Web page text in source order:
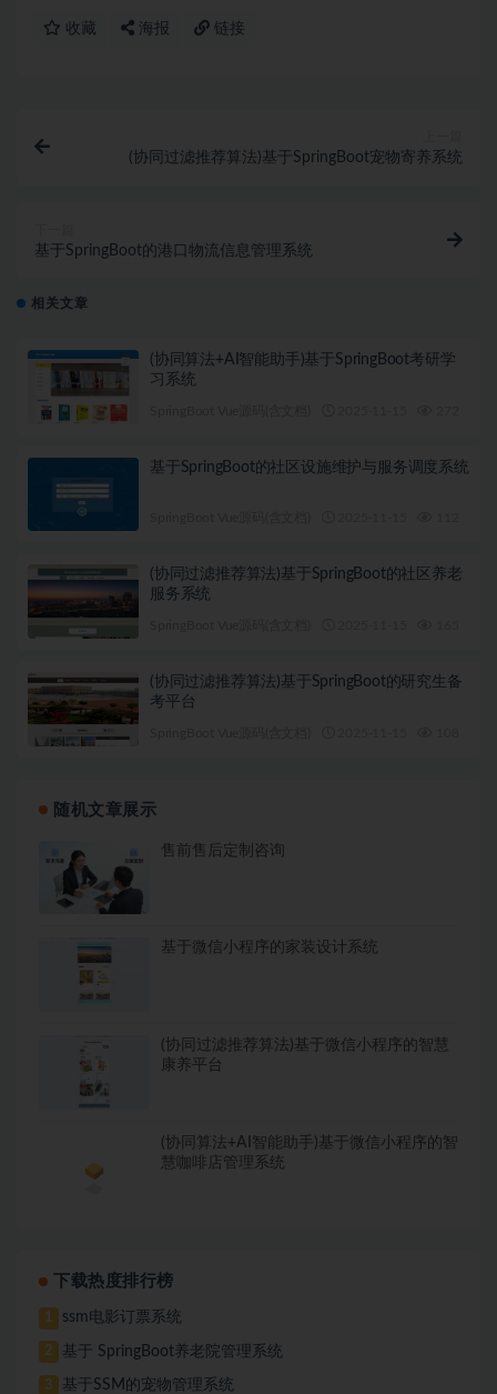
收藏 海报 链接
(协同过滤推荐算法)基于SpringBoot宠物寄养系统
基于SpringBoot的港口物流信息管理系统
相关文章
(协同算法+AI智能助手)基于SpringBoot考研学
习系统
基于SpringBoot的社区设施维护与服务调度系统
(协同过滤推荐算法)基于SpringBoot的社区养老
服务系统
(协同过滤推荐算法)基于SpringBoot的研究生备
考平台
随机文章展示
售前售后定制咨询
基于微信小程序的家装设计系统
(协同过滤推荐算法)基于微信小程序的智慧
康养平台
(协同算法+AI智能助手)基于微信小程序的智
慧咖啡店管理系统
下载热度排行榜
1 ssm电影订票系统
2 基于 SpringBoot养老院管理系统
3 基于SSM的宠物管理系统